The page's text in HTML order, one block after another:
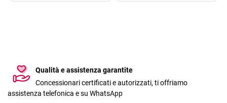
Qualità e assistenza garantite
Concessionari certificati e autorizzati, ti offriamo
assistenza telefonica e su WhatsApp